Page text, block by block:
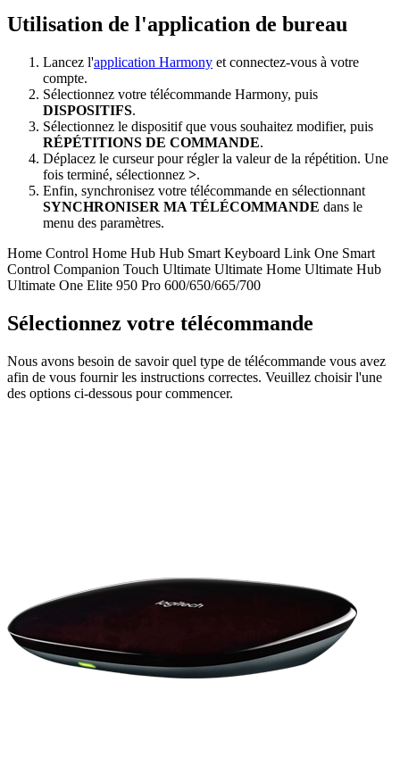
Utilisation de l'application de bureau
Lancez l'application Harmony et connectez-vous à votre
compte.
Sélectionnez votre télécommande Harmony, puis
DISPOSITIFS.
Sélectionnez le dispositif que vous souhaitez modifier, puis
RÉPÉTITIONS DE COMMANDE.
Déplacez le curseur pour régler la valeur de la répétition. Une
fois terminé, sélectionnez >.
Enfin, synchronisez votre télécommande en sélectionnant
SYNCHRONISER MA TÉLÉCOMMANDE dans le
menu des paramètres.
Home Control Home Hub Hub Smart Keyboard Link One Smart
Control Companion Touch Ultimate Ultimate Home Ultimate Hub
Ultimate One Elite 950 Pro 600/650/665/700
Sélectionnez votre télécommande
Nous avons besoin de savoir quel type de télécommande vous avez
afin de vous fournir les instructions correctes. Veuillez choisir l'une
des options ci-dessous pour commencer.